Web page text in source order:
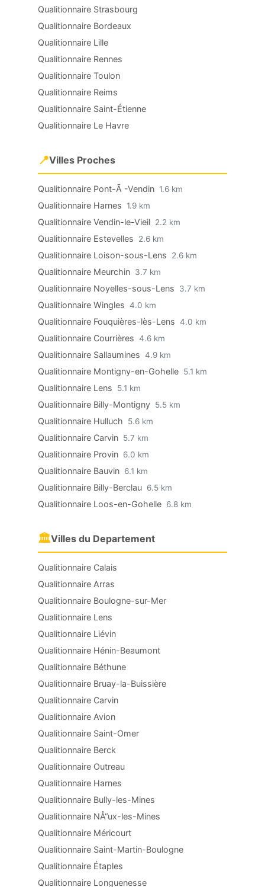
Qualitionnaire Strasbourg
Qualitionnaire Bordeaux
Qualitionnaire Lille
Qualitionnaire Rennes
Qualitionnaire Toulon
Qualitionnaire Reims
Qualitionnaire Saint-Étienne
Qualitionnaire Le Havre
📍Villes Proches
Qualitionnaire Pont-Ã -Vendin 1.6 km
Qualitionnaire Harnes 1.9 km
Qualitionnaire Vendin-le-Vieil 2.2 km
Qualitionnaire Estevelles 2.6 km
Qualitionnaire Loison-sous-Lens 2.6 km
Qualitionnaire Meurchin 3.7 km
Qualitionnaire Noyelles-sous-Lens 3.7 km
Qualitionnaire Wingles 4.0 km
Qualitionnaire Fouquières-lès-Lens 4.0 km
Qualitionnaire Courrières 4.6 km
Qualitionnaire Sallaumines 4.9 km
Qualitionnaire Montigny-en-Gohelle 5.1 km
Qualitionnaire Lens 5.1 km
Qualitionnaire Billy-Montigny 5.5 km
Qualitionnaire Hulluch 5.6 km
Qualitionnaire Carvin 5.7 km
Qualitionnaire Provin 6.0 km
Qualitionnaire Bauvin 6.1 km
Qualitionnaire Billy-Berclau 6.5 km
Qualitionnaire Loos-en-Gohelle 6.8 km
🏛Villes du Departement
Qualitionnaire Calais
Qualitionnaire Arras
Qualitionnaire Boulogne-sur-Mer
Qualitionnaire Lens
Qualitionnaire Liévin
Qualitionnaire Hénin-Beaumont
Qualitionnaire Béthune
Qualitionnaire Bruay-la-Buissière
Qualitionnaire Carvin
Qualitionnaire Avion
Qualitionnaire Saint-Omer
Qualitionnaire Berck
Qualitionnaire Outreau
Qualitionnaire Harnes
Qualitionnaire Bully-les-Mines
Qualitionnaire NÅ“ux-les-Mines
Qualitionnaire Méricourt
Qualitionnaire Saint-Martin-Boulogne
Qualitionnaire Étaples
Qualitionnaire Longuenesse